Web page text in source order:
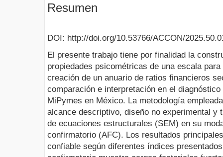
Resumen
DOI: http://doi.org/10.53766/ACCON/
El presente trabajo tiene por finalidad la
propiedades psicométricas de una escala
creación de un anuario de ratios financieros
comparación e interpretación en el
MiPymes en México. La metodología
alcance descriptivo, diseño no experimental y
de ecuaciones estructurales (SEM) en su
confirmatorio (AFC). Los resultados
confiable según diferentes índices